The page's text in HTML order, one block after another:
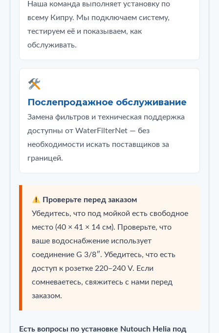
Наша команда выполняет установку по
всему Кипру. Мы подключаем систему,
тестируем её и показываем, как
обслуживать.
Послепродажное обслуживание
Замена фильтров и техническая поддержка
доступны от WaterFilterNet — без
необходимости искать поставщиков за
границей.
Проверьте перед заказом
Убедитесь, что под мойкой есть свободное
место (40 × 41 × 14 см). Проверьте, что
ваше водоснабжение использует
соединение G 3/8″. Убедитесь, что есть
доступ к розетке 220–240 V. Если
сомневаетесь, свяжитесь с нами перед
заказом.
Есть вопросы по установке Nutouch Helia под